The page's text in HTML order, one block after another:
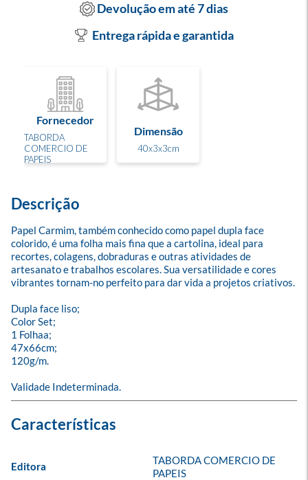
Devolução em até 7 dias
Entrega rápida e garantida
Fornecedor
TABORDA
COMERCIO DE
PAPEIS
Dimensão
40x3x3cm
Descrição
Papel Carmim, também conhecido como papel dupla face
colorido, é uma folha mais fina que a cartolina, ideal para
recortes, colagens, dobraduras e outras atividades de
artesanato e trabalhos escolares. Sua versatilidade e cores
vibrantes tornam-no perfeito para dar vida a projetos criativos.
Dupla face liso;
Color Set;
1 Folhaa;
47x66cm;
120g/m.
Validade Indeterminada.
Editora
TABORDA COMERCIO DE
PAPEIS